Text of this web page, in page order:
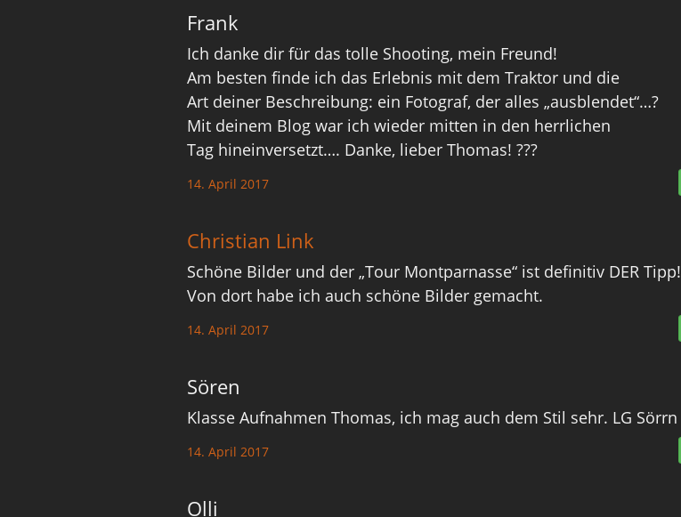
Frank
Ich danke dir für das tolle Shooting, mein Freund!
Am besten finde ich das Erlebnis mit dem Traktor und die
Art deiner Beschreibung: ein Fotograf, der alles „ausblendet“…?
Mit deinem Blog war ich wieder mitten in den herrlichen
Tag hineinversetzt…. Danke, lieber Thomas! ???
14. April 2017
Christian Link
Schöne Bilder und der „Tour Montparnasse“ ist definitiv DER Tipp!
Von dort habe ich auch schöne Bilder gemacht.
14. April 2017
Sören
Klasse Aufnahmen Thomas, ich mag auch dem Stil sehr. LG Sörrn
14. April 2017
Olli